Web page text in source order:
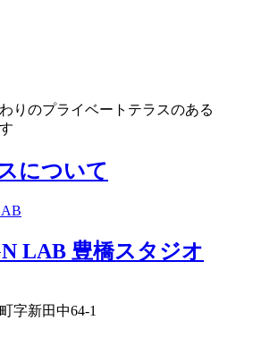
りのプライベートテラスのある
について
LAB 豊橋スタジオ
字新田中64-1